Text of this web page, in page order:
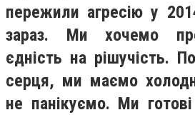
пережили агресію у
зараз. Ми хочемо
єдність на рішучість.
серця, ми маємо
не панікуємо. Ми